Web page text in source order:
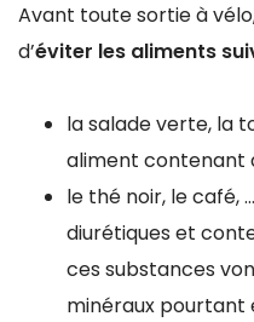
Avant toute sortie à
d’éviter les aliments
la salade verte, la
aliment contenant
le thé noir, le café,
diurétiques et
ces substances
minéraux pourtant